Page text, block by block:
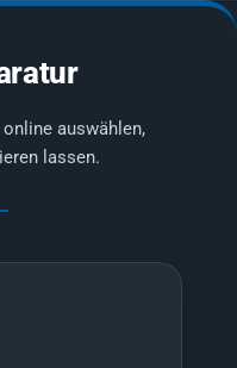
auswählen,
lassen.